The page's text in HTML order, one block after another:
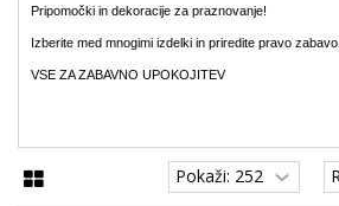
Pripomočki in dekoracije za praznovanje!
Izberite med mnogimi izdelki in priredite pravo zabavo.
VSE ZA ZABAVNO UPOKOJITEV